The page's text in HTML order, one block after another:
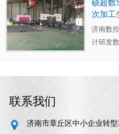
硕超数
次加工
济南数
计研发
联系我们
济南市章丘区中小企业转